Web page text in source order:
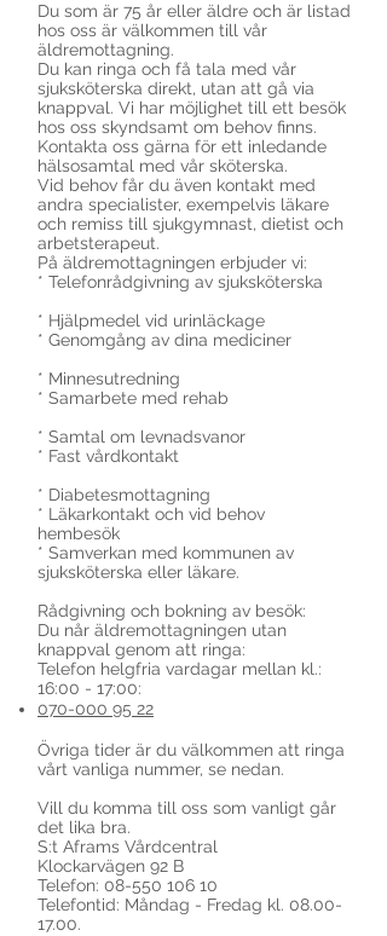
Du som är 75 år eller äldre och är listad
hos oss är välkommen till vår
äldremottagning.
Du kan ringa och få tala med vår
sjuksköterska direkt, utan att gå via
knappval. Vi har möjlighet till ett besök
hos oss skyndsamt om behov finns.
Kontakta oss gärna för ett inledande
hälsosamtal med vår sköterska.
Vid behov får du även kontakt med
andra specialister, exempelvis läkare
och remiss till sjukgymnast, dietist och
arbetsterapeut.
På äldremottagningen erbjuder vi:
* Telefonrådgivning av sjuksköterska
* Hjälpmedel vid urinläckage
* Genomgång av dina mediciner
* Minnesutredning
* Samarbete med rehab
* Samtal om levnadsvanor
* Fast vårdkontakt
* Diabetesmottagning
* Läkarkontakt och vid behov
hembesök
* Samverkan med kommunen av
sjuksköterska eller läkare.
Rådgivning och bokning av besök:
Du når äldremottagningen utan
knappval genom att ringa:
Telefon helgfria vardagar mellan kl.:
16:00 - 17:00:
070-000 95 22
Övriga tider är du välkommen att ringa
vårt vanliga nummer, se nedan.
Vill du komma till oss som vanligt går
det lika bra.
S:t Aframs Vårdcentral
Klockarvägen 92 B
Telefon: 08-550 106 10
Telefontid: Måndag - Fredag kl. 08.00-
17.00.